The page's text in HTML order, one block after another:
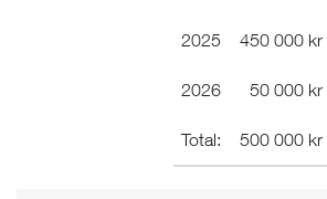
2025 450 000 kr
2026 50 000 kr
Total: 500 000 kr